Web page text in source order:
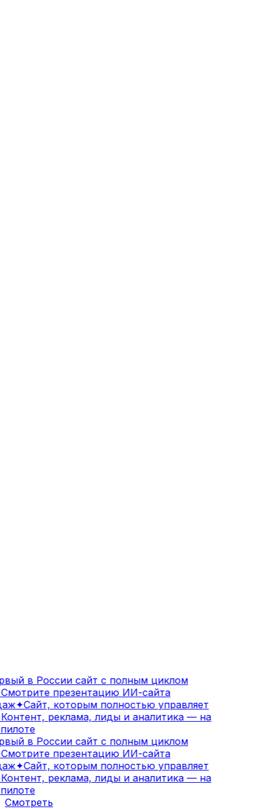
в России сайт с полным циклом
презентацию ИИ-сайта
✦Сайт, которым полностью управляет
реклама, лиды и аналитика — на
в России сайт с полным циклом
презентацию ИИ-сайта
✦Сайт, которым полностью управляет
реклама, лиды и аналитика — на
Смотреть